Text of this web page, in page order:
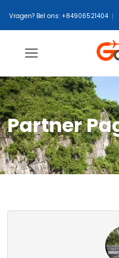
Vragen? Bel ons: +84906521404
Partner